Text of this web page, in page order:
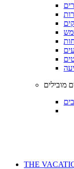
מובילים
THE